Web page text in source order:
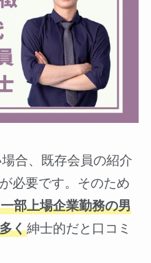
合、既存会員の紹介
必要です。そのため
部上場企業勤務の男
く紳士的だと口コミ